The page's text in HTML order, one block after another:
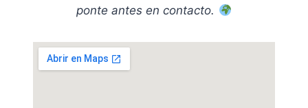
ponte antes en contacto.